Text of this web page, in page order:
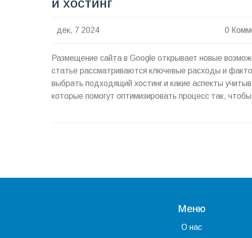
и хостинг
дек, 7 2024 0
Размещение сайта в Google открывает новые
статье рассматриваются ключевые расходы и
выбрать подходящий хостинг и какие аспекты
которые помогут оптимизировать процесс так,
Меню
О нас